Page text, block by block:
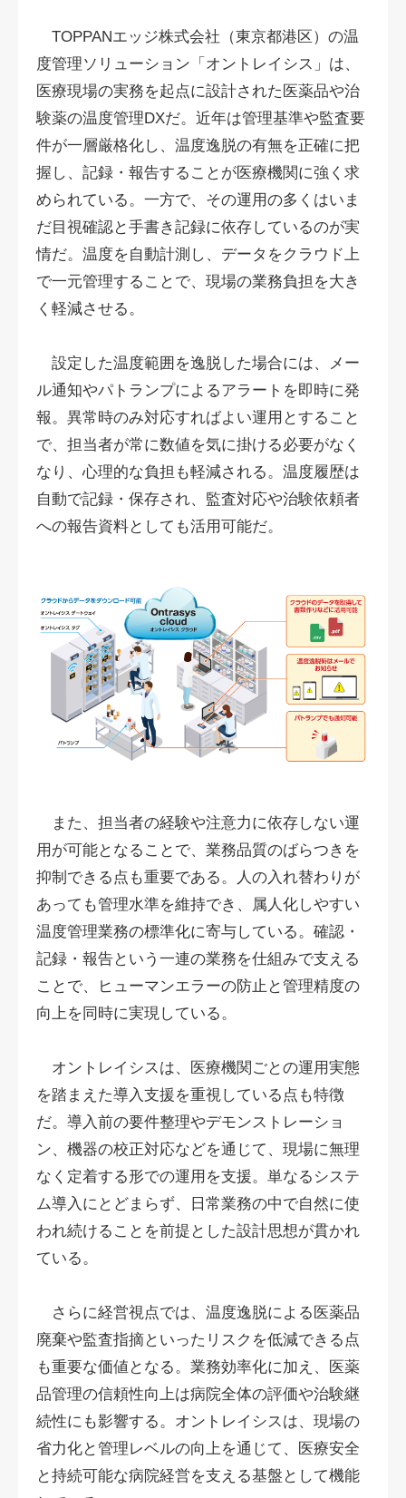
TOPPANエッジ株式会社（東京都港区）の温
度管理ソリューション「オントレイシス」は、
医療現場の実務を起点に設計された医薬品や治
験薬の温度管理DXだ。近年は管理基準や監査要
件が一層厳格化し、温度逸脱の有無を正確に把
握し、記録・報告することが医療機関に強く求
められている。一方で、その運用の多くはいま
だ目視確認と手書き記録に依存しているのが実
情だ。温度を自動計測し、データをクラウド上
で一元管理することで、現場の業務負担を大き
く軽減させる。
設定した温度範囲を逸脱した場合には、メー
ル通知やパトランプによるアラートを即時に発
報。異常時のみ対応すればよい運用とすること
で、担当者が常に数値を気に掛ける必要がなく
なり、心理的な負担も軽減される。温度履歴は
自動で記録・保存され、監査対応や治験依頼者
への報告資料としても活用可能だ。
また、担当者の経験や注意力に依存しない運
用が可能となることで、業務品質のばらつきを
抑制できる点も重要である。人の入れ替わりが
あっても管理水準を維持でき、属人化しやすい
温度管理業務の標準化に寄与している。確認・
記録・報告という一連の業務を仕組みで支える
ことで、ヒューマンエラーの防止と管理精度の
向上を同時に実現している。
オントレイシスは、医療機関ごとの運用実態
を踏まえた導入支援を重視している点も特徴
だ。導入前の要件整理やデモンストレーショ
ン、機器の校正対応などを通じて、現場に無理
なく定着する形での運用を支援。単なるシステ
ム導入にとどまらず、日常業務の中で自然に使
われ続けることを前提とした設計思想が貫かれ
ている。
さらに経営視点では、温度逸脱による医薬品
廃棄や監査指摘といったリスクを低減できる点
も重要な価値となる。業務効率化に加え、医薬
品管理の信頼性向上は病院全体の評価や治験継
続性にも影響する。オントレイシスは、現場の
省力化と管理レベルの向上を通じて、医療安全
と持続可能な病院経営を支える基盤として機能